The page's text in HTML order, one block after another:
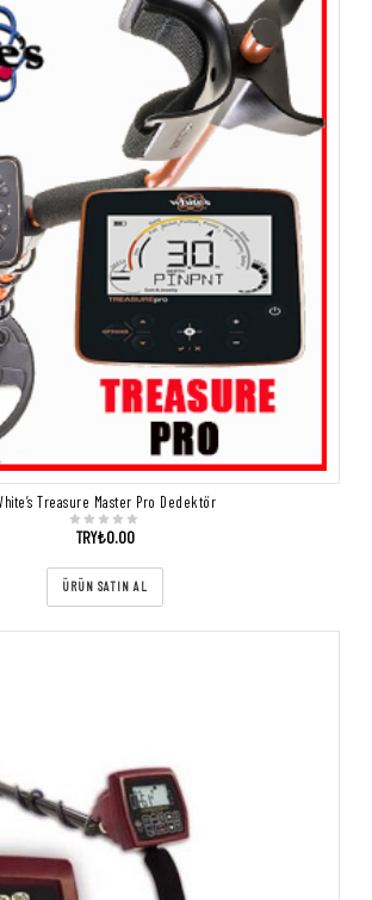
Treasure Master Pro Dedektör
TRY₺0.00
ÜRÜN SATIN AL